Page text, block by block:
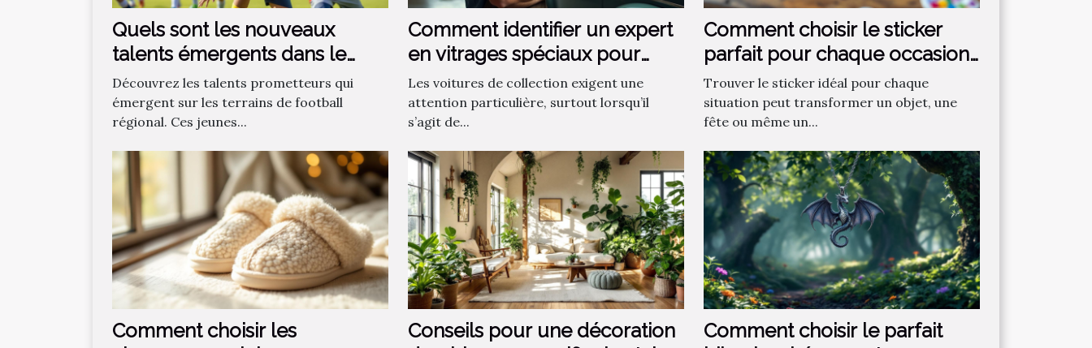
Quels sont les nouveaux
talents émergents dans le
football régional ?
Découvrez les talents prometteurs qui
émergent sur les terrains de football
régional. Ces jeunes...
Comment identifier un expert
en vitrages spéciaux pour
voitures de collection ?
Les voitures de collection exigent une
attention particulière, surtout lorsqu’il
s’agit de...
Comment choisir le sticker
parfait pour chaque occasion
?
Trouver le sticker idéal pour chaque
situation peut transformer un objet, une
fête ou même un...
Comment choisir les
Conseils pour une décoration
Comment choisir le parfait